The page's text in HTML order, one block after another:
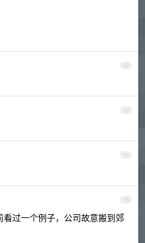
12
13
14
15
过一个例子，公司故意搬到郊